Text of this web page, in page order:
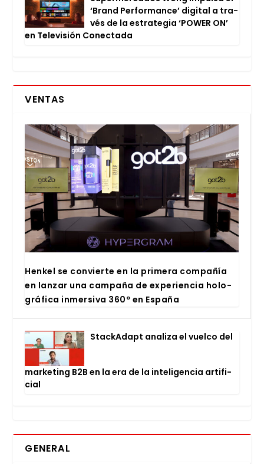
‘Brand Per­for­man­ce’ digi­tal a tra­
vés de la estra­te­gia ‘POWER ON’
en Tele­vi­sión Conec­ta­da
VENTAS
Hen­kel se con­vier­te en la pri­me­ra com­pa­ñía
en lan­zar una cam­pa­ña de expe­rien­cia holo­
grá­fi­ca inmer­si­va 360º en Espa­ña
Stac­kA­dapt ana­li­za el vuel­co del
mar­ke­ting B2B en la era de la inte­li­gen­cia arti­fi­
cial
GENERAL